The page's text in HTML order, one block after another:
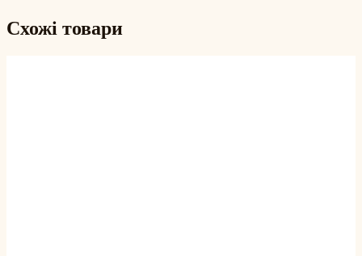
Схожі товари